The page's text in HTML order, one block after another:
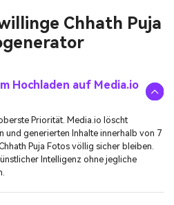
Chhath Puja
Hochladen auf Media.io
Priorität. Media.io löscht
und generierten Inhalte innerhalb von 7
Puja Fotos völlig sicher bleiben.
Intelligenz ohne jegliche